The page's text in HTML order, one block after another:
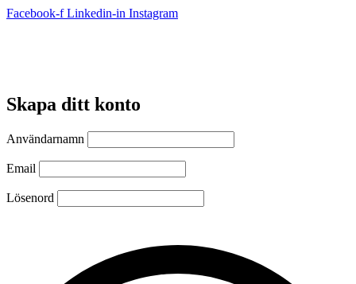
Facebook-f Linkedin-in Instagram
Skapa ditt konto
Användarnamn
Email
Lösenord